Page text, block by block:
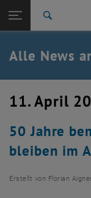
TU Login
Quicklinks
Quicklinks-Menü
Zurück: Subseiten
Zurück zur letzten
TU Wien
Übersicht
Alle News
11. April
50 Jahre
bleiben im
Erstellt von Florian